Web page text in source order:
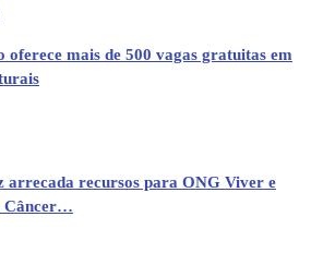
oferece mais de 500 vagas gratuitas em
arrecada recursos para ONG Viver e
Câncer…